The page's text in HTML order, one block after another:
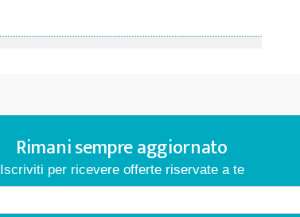
Rimani sempre aggiornato
Iscriviti per ricevere offerte riservate a te